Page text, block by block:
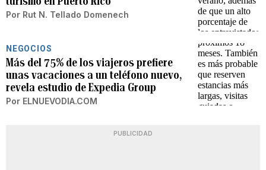
Por Rut N. Tellado Domenech
NEGOCIOS
Más del 75% de los viajeros prefiere
unas vacaciones a un teléfono nuevo,
revela estudio de Expedia Group
Por ELNUEVODIA.COM
PUBLICIDAD